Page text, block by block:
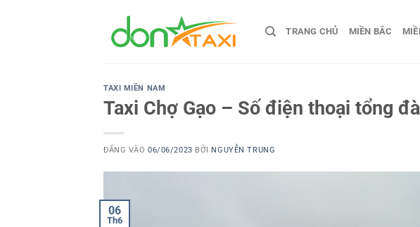
TRANG CHỦ MIỀN BẮC
TAXI MIỀN NAM
Taxi Chợ Gạo – Số điện thoại tổng
ĐĂNG VÀO06/06/2023 BỞI NGUYỄN TRUNG
06
Th6